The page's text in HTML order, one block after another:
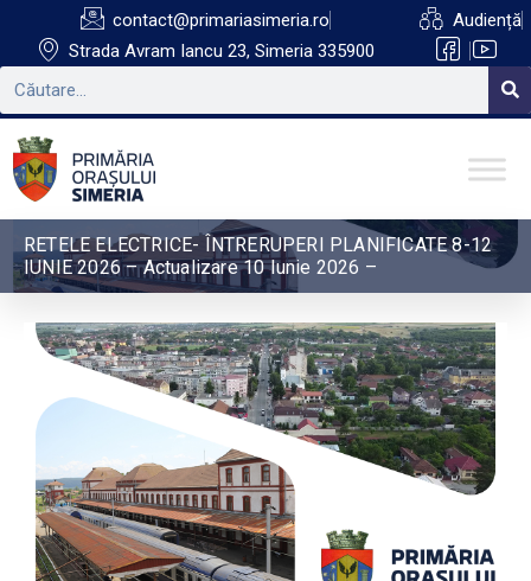
contact@primariasimeria.ro
Strada Avram Iancu 23, Simeria 335900
Audiență
RETELE ELECTRICE- ÎNTRERUPERI PLANIFICATE 8-12
IUNIE 2026 – Actualizare 10 Iunie 2026 –